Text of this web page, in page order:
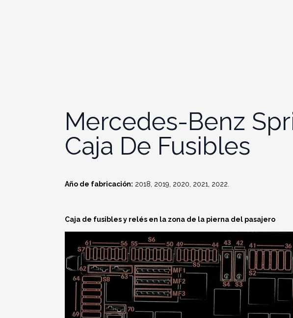
Mercedes-Benz
Caja De Fusibles
Año de fabricación: 2018, 2019, 2020, 2021, 2022.
Caja de fusibles y relés en la zona de la pierna del pasajero